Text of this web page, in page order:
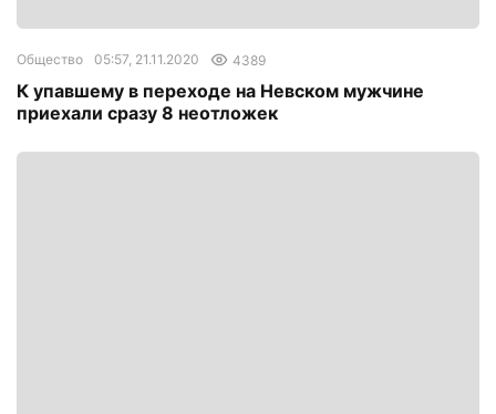
Общество 05:57, 21.11.2020 4389
К упавшему в переходе на Невском мужчине
приехали сразу 8 неотложек